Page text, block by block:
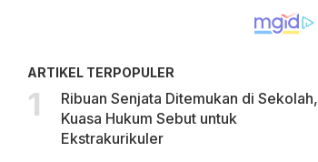
ARTIKEL TERPOPULER
Ribuan Senjata Ditemukan di Sekolah,
Kuasa Hukum Sebut untuk
Ekstrakurikuler